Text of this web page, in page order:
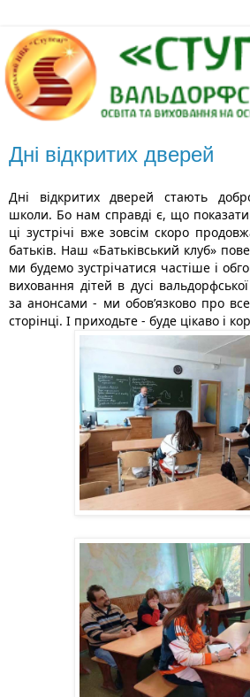
Дні відкритих дверей
Дні відкритих дверей стають
школи. Бо нам справді є, що
ці зустрічі вже зовсім скоро
батьків. Наш «Батьківський клуб»
ми будемо зустрічатися частіше і
виховання дітей в дусі
за анонсами - ми обов’язково про
сторінці. І приходьте - буде цікаво і